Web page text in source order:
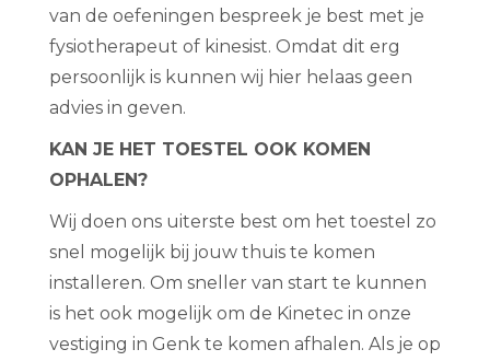
van de oefeningen bespreek je best met je
fysiotherapeut of kinesist. Omdat dit erg
persoonlijk is kunnen wij hier helaas geen
advies in geven.
KAN JE HET TOESTEL OOK KOMEN
OPHALEN?
Wij doen ons uiterste best om het toestel zo
snel mogelijk bij jouw thuis te komen
installeren. Om sneller van start te kunnen
is het ook mogelijk om de Kinetec in onze
vestiging in Genk te komen afhalen. Als je op